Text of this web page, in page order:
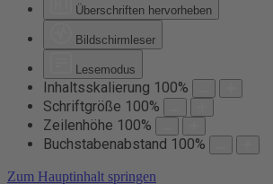
Überschriften hervorheben
Bildschirmleser
Lesemodus
Inhaltsskalierung 100%
Schriftgröße 100%
Zeilenhöhe 100%
Buchstabenabstand 100%
Zum Hauptinhalt springen